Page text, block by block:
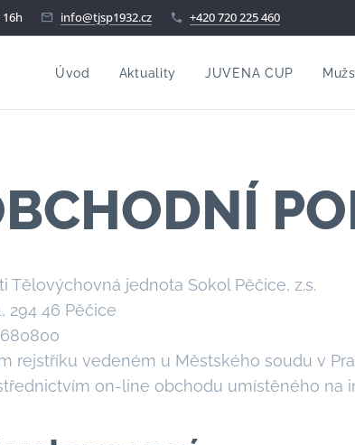
info@tjsp1932.cz +420 720 225 460
Úvod Aktuality JUVENA CUP
Tělovýchovná jednota Sokol Pěčice, z.s.
294 46 Pěčice
rejstříku vedeném u Městského soudu v
on-line obchodu umístěného na